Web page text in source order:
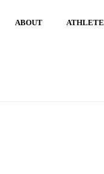
ABOUT ATHLETE